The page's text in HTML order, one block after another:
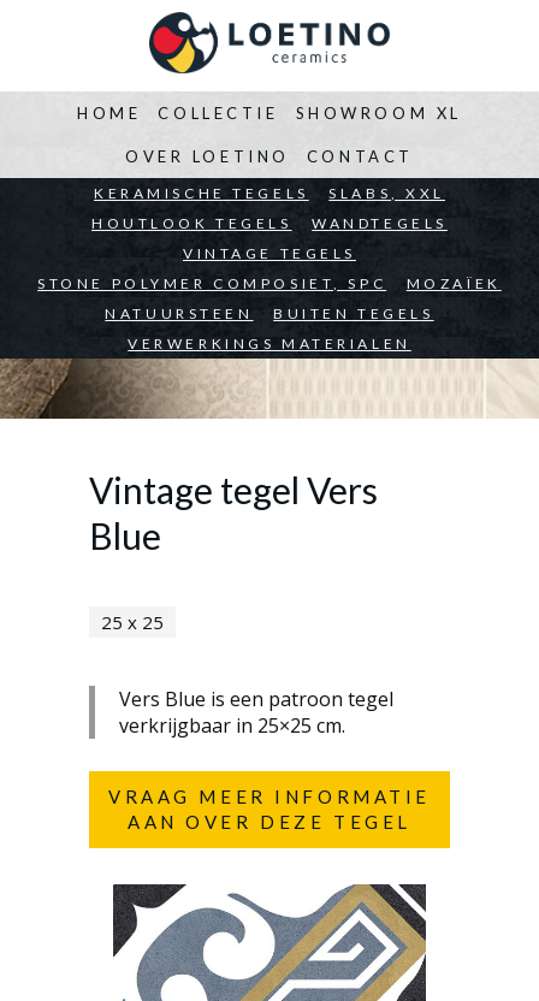
HOME
BEDRIJVEN ARCHITECTEN PARTICULIEREN
COLLECTIE
KERAMISCHE TEGELS
SLABS, XXL
HOUTLOOK TEGELS
WANDTEGELS
VINTAGE TEGELS
STONE POLYMER COMPOSIET, SPC
MOZAÏEK
NATUURSTEEN
BUITEN TEGELS
VERWERKINGS MATERIALEN
SHOWROOM XL
OVER LOETINO CONTACT
Vintage tegel Vers
Blue
25 x 25
Vers Blue is een patroon tegel
verkrijgbaar in 25×25 cm.
VRAAG MEER INFORMATIE
AAN OVER DEZE TEGEL